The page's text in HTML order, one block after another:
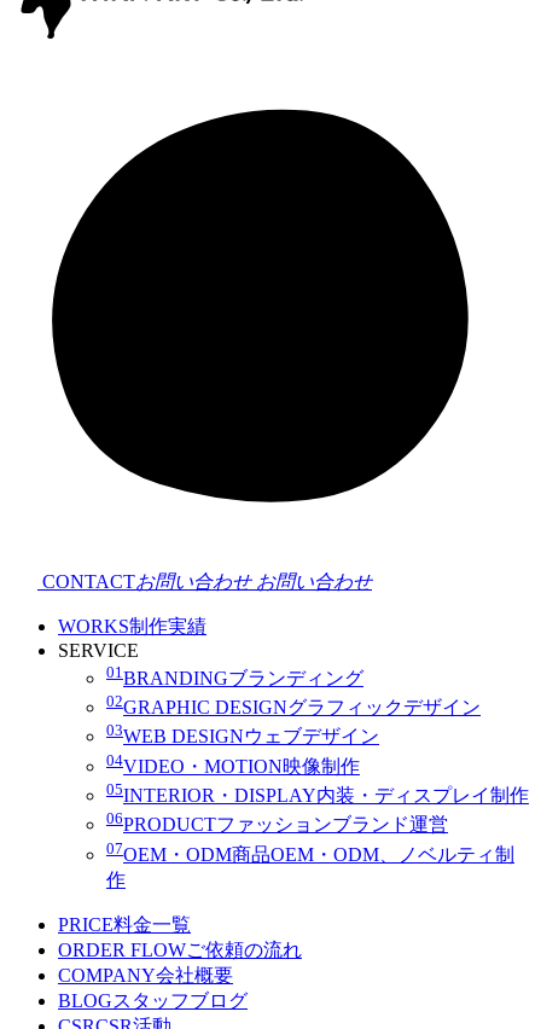
CONTACTお問い合わせ お問い合わせ
WORKS制作実績
SERVICE
01 BRANDINGブランディング
02GRAPHIC DESIGNグラフィックデザイン
03WEB DESIGNウェブデザイン
04VIDEO・MOTION映像制作
05INTERIOR・DISPLAY内装・ディスプレイ制作
06PRODUCTファッションブランド運営
07OEM・ODM商品OEM・ODM、ノベルティ制
作
PRICE料金一覧
ORDER FLOWご依頼の流れ
COMPANY会社概要
BLOGスタッフブログ